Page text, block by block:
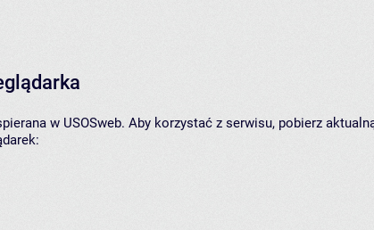
w USOSweb. Aby korzystać z serwisu, pobierz